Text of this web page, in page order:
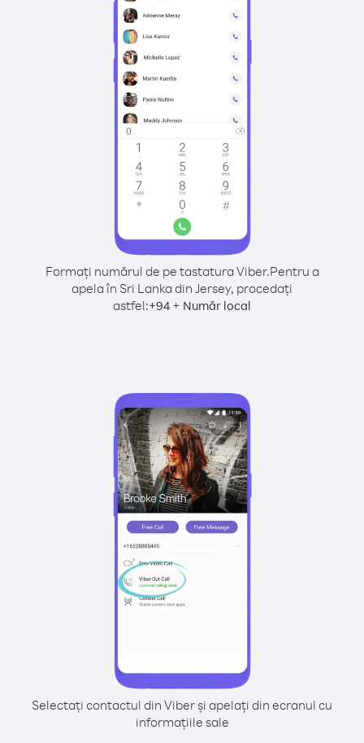
Formați numărul de pe tastatura Viber.Pentru a
apela în Sri Lanka din Jersey, procedați
astfel:+94 + Număr local
Selectați contactul din Viber și apelați din ecranul cu
informațiile sale